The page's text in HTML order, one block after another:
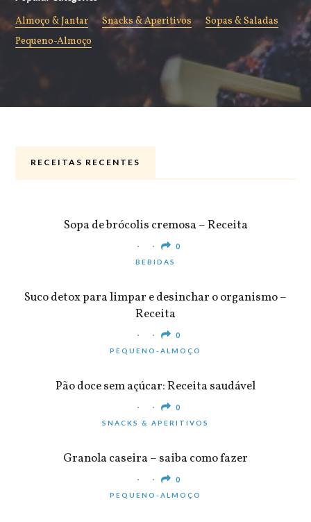
Almoço & Jantar Snacks & Aperitivos
Sopas & Saladas
Pequeno-Almoço
RECEITAS RECENTES
Sopa de brócolis cremosa – Receita
0
BEBIDAS
Suco detox para limpar e desinchar o organismo –
Receita
0
PEQUENO-ALMOÇO
Pão doce sem açúcar: Receita saudável
0
SNACKS & APERITIVOS
Granola caseira – saiba como fazer
0
PEQUENO-ALMOÇO